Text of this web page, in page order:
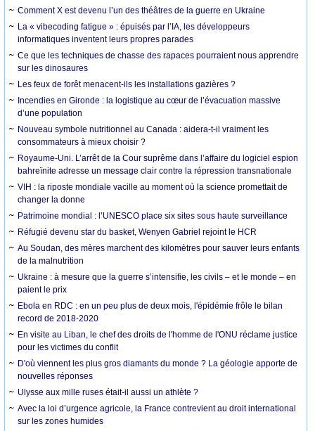
Comment X est devenu l’un des théâtres de la guerre en Ukraine
La « vibecoding fatigue » : épuisés par l’IA, les développeurs
informatiques inventent leurs propres parades
Ce que les techniques de chasse des rapaces pourraient nous apprendre
sur les dinosaures
Les feux de forêt menacent-ils les installations gazières ?
Incendies en Gironde : la logistique au cœur de l’évacuation massive
d’une population
Nouveau symbole nutritionnel au Canada : aidera-t-il vraiment les
consommateurs à mieux choisir ?
Royaume-Uni. L’arrêt de la Cour suprême dans l’affaire du logiciel espion
bahreïnite adresse un message clair contre la répression transnationale
VIH : la riposte mondiale vacille au moment où la science promettait de
changer la donne
Patrimoine mondial : l’UNESCO place six sites sous haute surveillance
Réfugié devenu star du basket, Wenyen Gabriel rejoint le HCR
Au Soudan, des mères marchent des kilomètres pour sauver leurs enfants
de la malnutrition
Ukraine : à mesure que la guerre s’intensifie, les civils – et le monde – en
paient le prix
Ebola en RDC : en un peu plus de deux mois, l'épidémie frôle le bilan
record de 2018-2020
En visite au Liban, le chef des droits de l'homme de l'ONU réclame justice
pour les victimes du conflit
D'où viennent les plus gros diamants du monde ? La géologie apporte de
nouvelles réponses
Ulysse aux mille ruses était-il aussi un athlète ?
Avec la loi d’urgence agricole, la France contrevient au droit international
sur les zones humides